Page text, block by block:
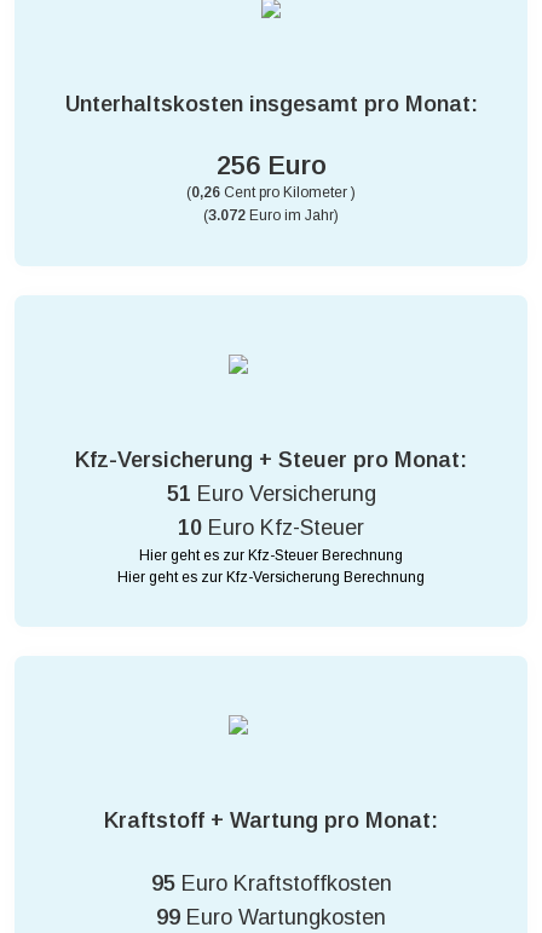
Unterhaltskosten insgesamt pro Monat:
256 Euro
(0,26 Cent pro Kilometer )
(3.072 Euro im Jahr)
Kfz-Versicherung + Steuer pro Monat:
51 Euro Versicherung
10 Euro Kfz-Steuer
Hier geht es zur Kfz-Steuer Berechnung
Hier geht es zur Kfz-Versicherung Berechnung
Kraftstoff + Wartung pro Monat:
95 Euro Kraftstoffkosten
99 Euro Wartungkosten